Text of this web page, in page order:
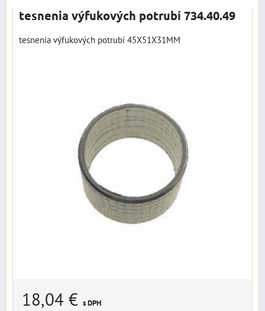
tesnenia výfukových potrubí 734.40.49
tesnenia výfukových potrubí 45X51X31MM
18,04 € s DPH